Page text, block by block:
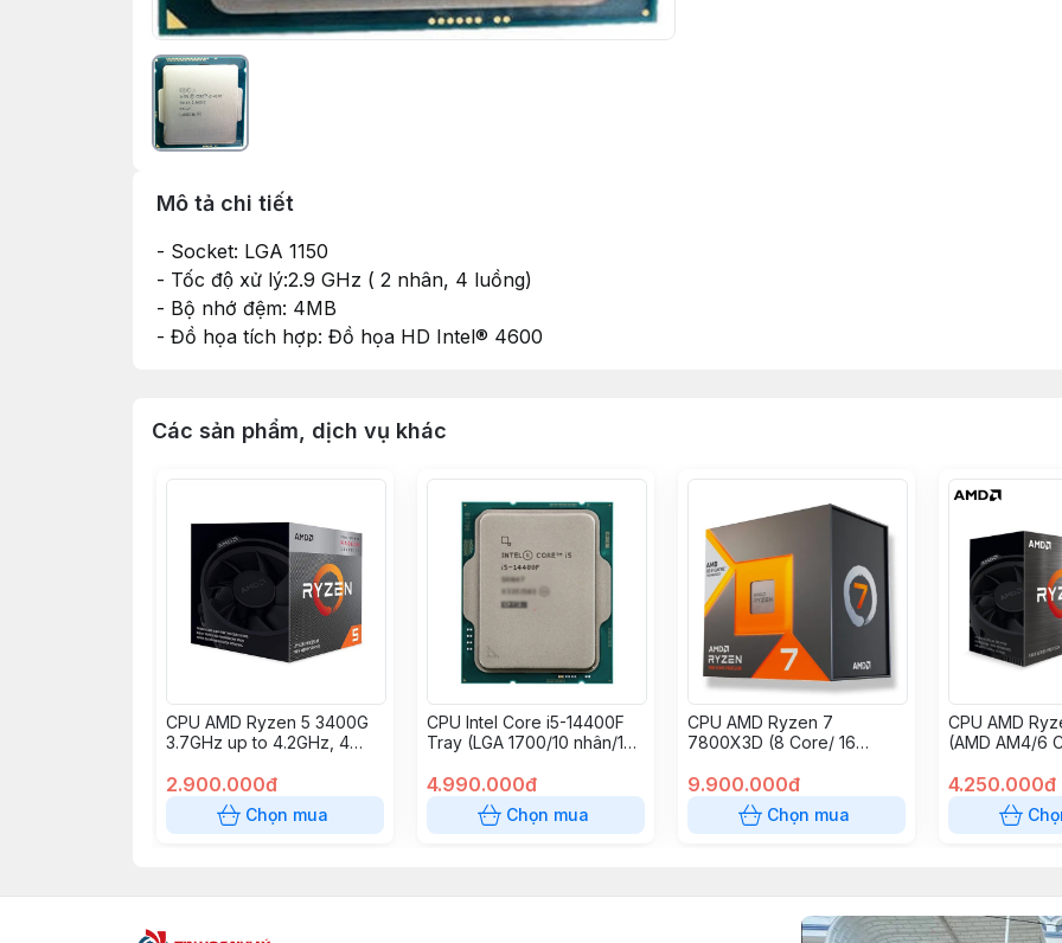
Mô tả chi tiết
- Socket: LGA 1150
- Tốc độ xử lý:2.9 GHz ( 2 nhân, 4 luồng)
- Bộ nhớ đệm: 4MB
- Đồ họa tích hợp: Đồ họa HD Intel® 4600
Các sản phẩm, dịch vụ khác
CPU AMD Ryzen 5 3400G
3.7GHz up to 4.2GHz, 4
Radeon Vega 11, 65W
(Socket AM4)
2.900.000đ
Chọn mua
CPU Intel Core i5-14400F
Tray (LGA 1700/10 nhân/16
4.990.000đ
Chọn mua
CPU AMD Ryzen 7
7800X3D (8 Core/ 16
Turbo 5.0Ghz/ Cache
104MB)
9.900.000đ
Chọn mua
CPU AMD
(AMD AM4/6
4.4Ghz/Cache
4.250.000đ